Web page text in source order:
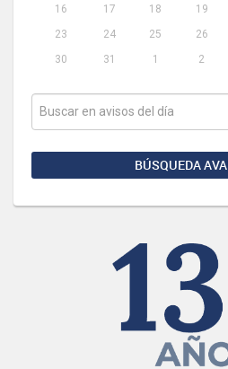
16
17 18 19
23
24 25 26
30
31 1 2
BÚSQUEDA